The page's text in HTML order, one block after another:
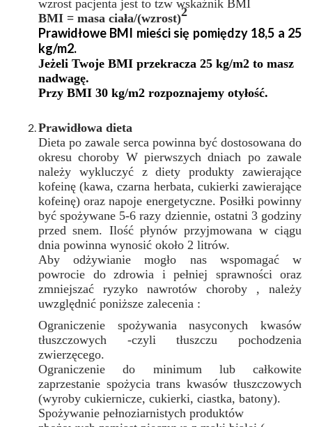
wzrost pacjenta jest to tzw wskaźnik BMI
BMI = masa ciała/(wzrost)2
Prawidłowe BMI mieści się pomiędzy 18,5 a 25
kg/m2.
Jeżeli Twoje BMI przekracza 25 kg/m2 to masz
nadwagę.
Przy BMI 30 kg/m2 rozpoznajemy otyłość.
Prawidłowa dieta
Dieta po zawale serca powinna być dostosowana do
okresu choroby W pierwszych dniach po zawale
należy wykluczyć z diety produkty zawierające
kofeinę (kawa, czarna herbata, cukierki zawierające
kofeinę) oraz napoje energetyczne. Posiłki powinny
być spożywane 5-6 razy dziennie, ostatni 3 godziny
przed snem. Ilość płynów przyjmowana w ciągu
dnia powinna wynosić około 2 litrów.
Aby odżywianie mogło nas wspomagać w
powrocie do zdrowia i pełniej sprawności oraz
zmniejszać ryzyko nawrotów choroby , należy
uwzględnić poniższe zalecenia :
Ograniczenie spożywania nasyconych kwasów
tłuszczowych -czyli tłuszczu pochodzenia
zwierzęcego.
Ograniczenie do minimum lub całkowite
zaprzestanie spożycia trans kwasów tłuszczowych
(wyroby cukiernicze, cukierki, ciastka, batony).
Spożywanie pełnoziarnistych produktów